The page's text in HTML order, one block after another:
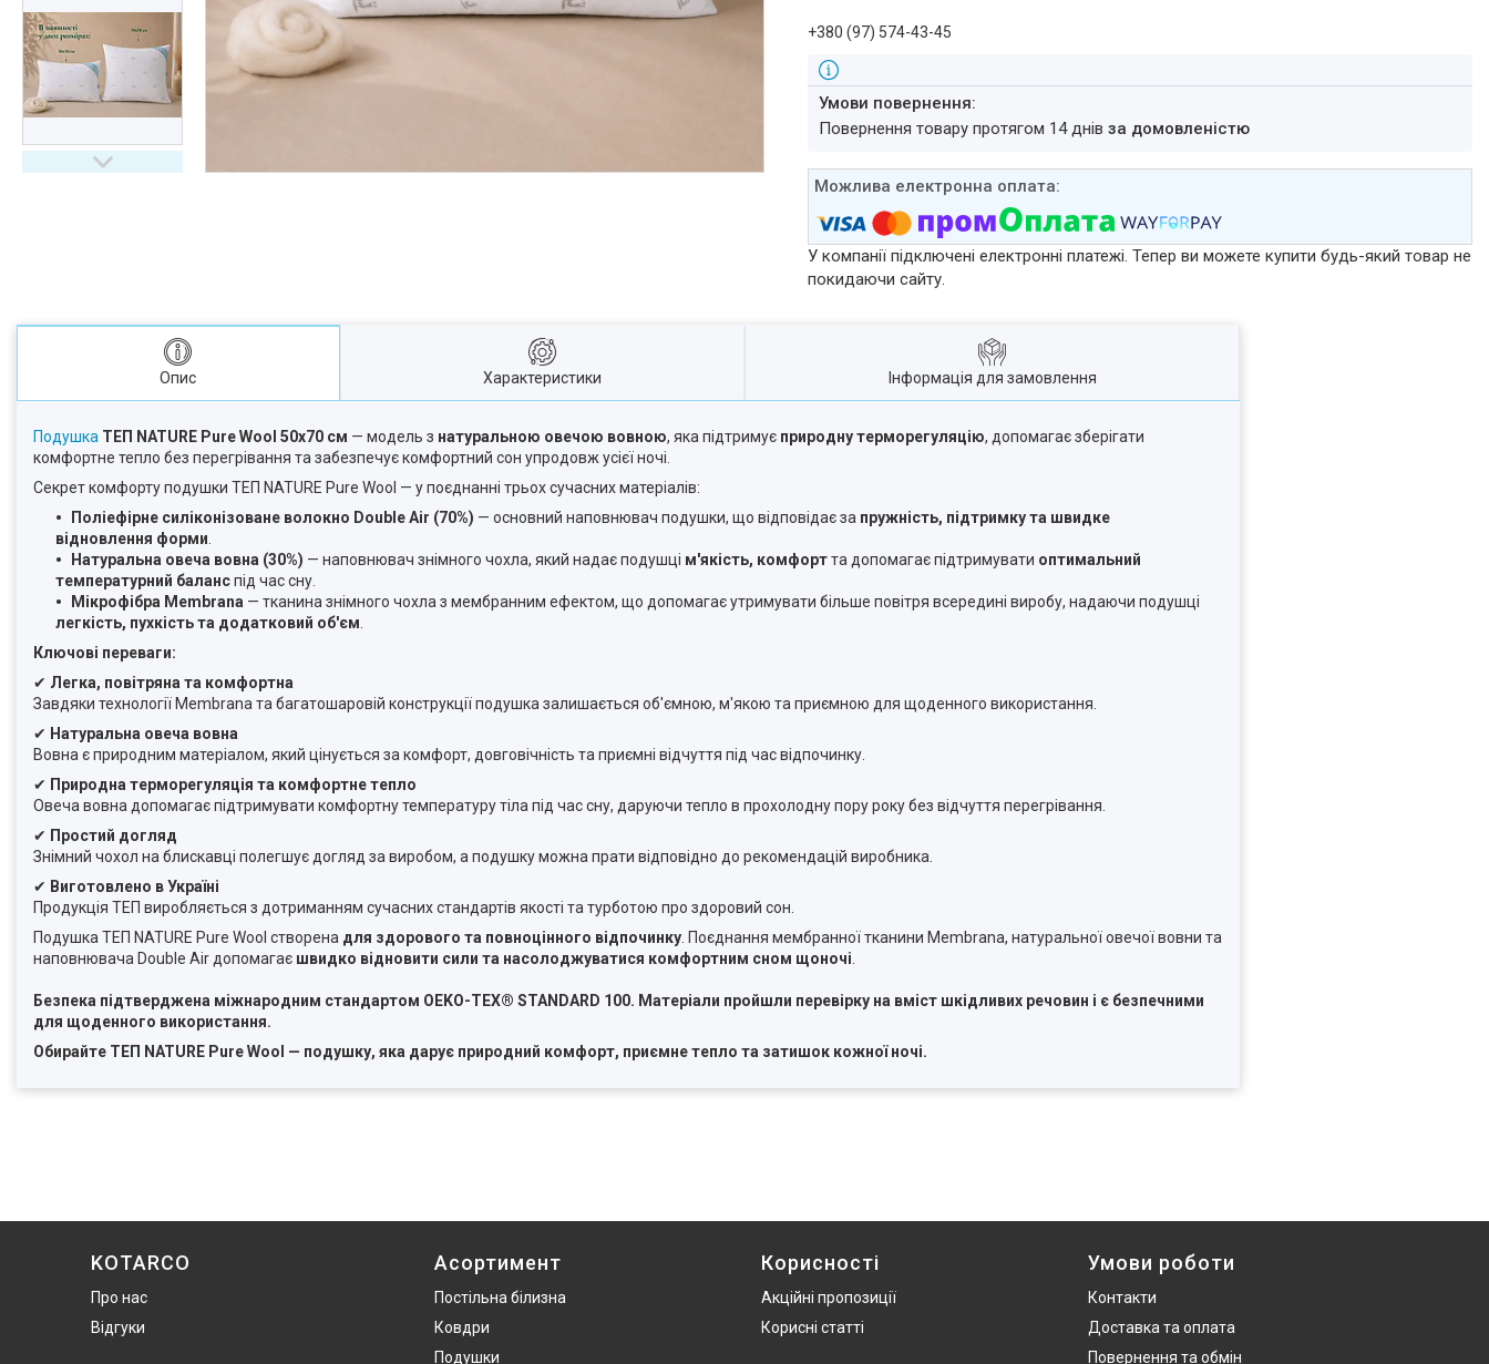
+380 (97) 574-43-45
повернення товару протягом 14 днівза домовленістю
У компанії підключені електронні платежі. Тепер ви можете купити будь-який товар не
покидаючи сайту.
Опис Характеристики Інформація для замовлення
Подушка ТЕП NATURE Pure Wool 50х70 см — модель з натуральною овечою вовною, яка підтримує природну терморегуляцію, допомагає зберігати
комфортне тепло без перегрівання та забезпечує комфортний сон упродовж усієї ночі.
Секрет комфорту подушки ТЕП NATURE Pure Wool — у поєднанні трьох сучасних матеріалів:
Поліефірне силіконізоване волокно Double Air (70%) — основний наповнювач подушки, що відповідає за пружність, підтримку та швидке
відновлення форми
Натуральна овеча вовна (30%) — наповнювач знімного чохла, який надає подушці м'якість, комфортта допомагає підтримувати оптимальний
температурний баланспід час сну.
Мікрофібра Membrana — тканина знімного чохла з мембранним ефектом, що допомагає утримувати більше повітря всередині виробу, надаючи подушці
легкість, пухкість та додатковий об'єм
Ключові переваги:
✔ Легка, повітряна та комфортна
Завдяки технології Membrana та багатошаровій конструкції подушка залишається об'ємною, м'якою та приємною для щоденного використання.
✔ Натуральна овеча вовна
Вовна є природним матеріалом, який цінується за комфорт, довговічність та приємні відчуття під час відпочинку.
✔ Природна терморегуляція та комфортне тепло
Овеча вовна допомагає підтримувати комфортну температуру тіла під час сну, даруючи тепло в прохолодну пору року без відчуття перегрівання.
✔ Простий догляд
Знімний чохол на блискавці полегшує догляд за виробом, а подушку можна прати відповідно до рекомендацій виробника.
✔ Виготовлено в Україні
Продукція ТЕП виробляється з дотриманням сучасних стандартів якості та турботою про здоровий сон.
Подушка ТЕП NATURE Pure Wool створена для здорового та повноцінного відпочинку . Поєднання мембранної тканини Membrana, натуральної овечої вовни та
наповнювача Double Air допомагає швидко відновити сили та насолоджуватися комфортним сном щоночі
Безпека підтверджена міжнародним стандартом OEKO-TEX® STANDARD 100. Матеріали пройшли перевірку на вміст шкідливих речовин і є безпечними
для щоденного використання.
Обирайте ТЕП NATURE Pure Wool — подушку, яка дарує природний комфорт, приємне тепло та затишок кожної ночі.
KOTARCO
Про нас
Відгуки
Асортимент
Постільна білизна
Ковдри
Подушки
Корисності
Акційні пропозиції
Корисні статті
Умови роботи
Контакти
Доставка та оплата
Повернення та обмін